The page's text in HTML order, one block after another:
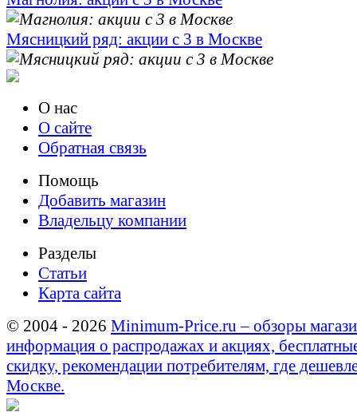
Мясницкий ряд: акции с 3 в Москве
О нас
О сайте
Обратная связь
Помощь
Добавить магазин
Владельцу компании
Разделы
Статьи
Карта сайта
© 2004 - 2026 Minimum-Price.ru – обзоры
информация о распродажах и акциях,
скидку, рекомендации потребителям, где
Москве.